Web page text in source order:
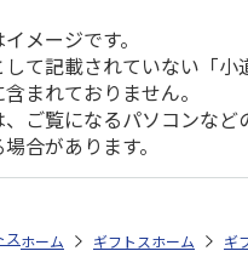
メージです。
て記載されていない「小
まれておりません。
ご覧になるパソコンなど
合があります。
ストア お中元・夏ギフト特集
ホーム ギフトストア お中
ホーム ギ